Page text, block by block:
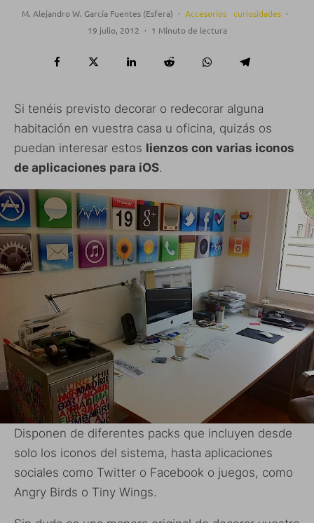
M. Alejandro W. García Fuentes (Esfera) · Accesorios curiosidades ·
19 julio, 2012 · 1 Minuto de lectura
Si tenéis previsto decorar o redecorar alguna
habitación en vuestra casa u oficina, quizás os
puedan interesar estos lienzos con varias iconos
de aplicaciones para iOS.
Disponen de diferentes packs que incluyen desde
solo los iconos del sistema, hasta aplicaciones
sociales como Twitter o Facebook o juegos, como
Angry Birds o Tiny Wings.